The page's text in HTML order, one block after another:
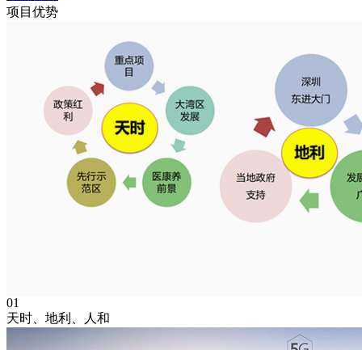
项目优势
01
天时、地利、人和